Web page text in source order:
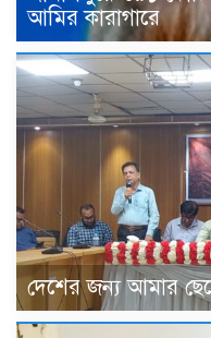
আমির কারাগারে
দেশের জন্য আমার